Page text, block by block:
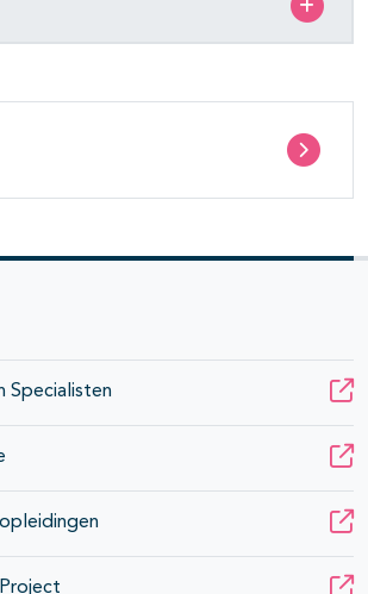
Specialisten